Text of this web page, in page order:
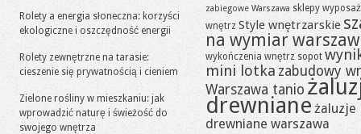
Rolety a energia słoneczna: korzyści
ekologiczne i oszczędność energii
Rolety zewnętrzne na tarasie:
cieszenie się prywatnością i cieniem
Zielone rośliny w mieszkaniu: jak
wprowadzić naturę i świeżość do
swojego wnętrza
zabiegowe Warszawa sklepy
wnętrz Style wnętrzarskie
na wymiar
wykończenia wnętrz sopot
mini lotka zabudowy
Warszawa tanio
drewniane żaluzje
drewniane warszawa